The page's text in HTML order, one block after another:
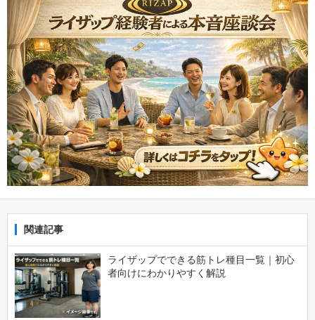
関連記事
ライザップでできる筋トレ種目一覧｜初心
者向けにわかりやすく解説